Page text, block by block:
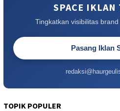
SPACE IKLAN
Tingkatkan visibilitas
Pasang Iklan
TOPIK POPULER